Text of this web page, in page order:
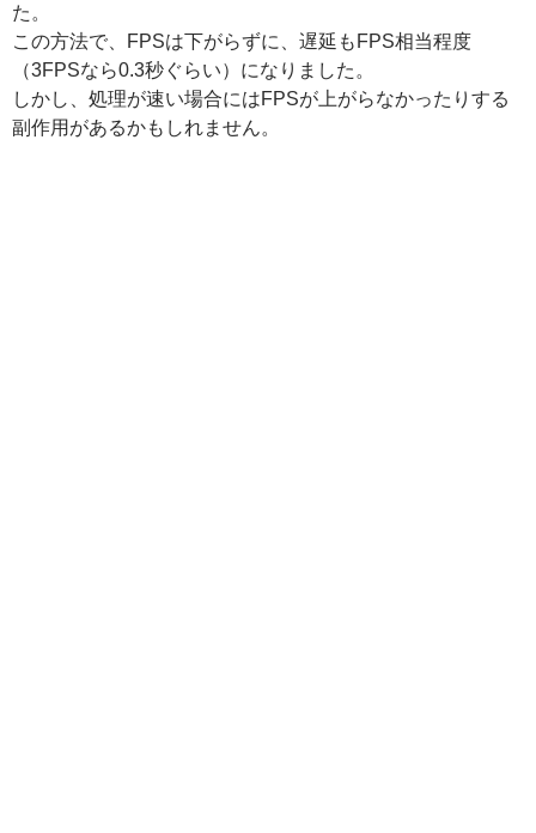
た。
この方法で、FPSは下がらずに、遅延もFPS相当程度
（3FPSなら0.3秒ぐらい）になりました。
しかし、処理が速い場合にはFPSが上がらなかったりする
副作用があるかもしれません。